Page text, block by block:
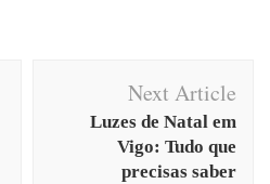
Next Article
Luzes de Natal em
Vigo: Tudo que
precisas saber